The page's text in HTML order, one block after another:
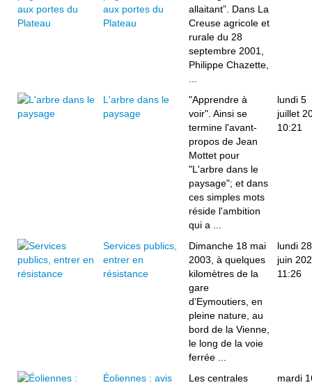
aux portes du
Plateau
allaitant”. Dans La
Creuse agricole et
rurale du 28
septembre 2001,
Philippe Chazette,
L'arbre dans le
paysage
"Apprendre à
voir". Ainsi se
termine l'avant-
propos de Jean
Mottet pour
"L'arbre dans le
paysage"; et dans
ces simples mots
réside l'ambition
qui a ...
lundi 5
juillet
10:21
Services publics,
entrer en
résistance
Dimanche 18 mai
2003, à quelques
kilomètres de la
gare
d’Eymoutiers, en
pleine nature, au
bord de la Vienne,
le long de la voie
ferrée ...
lundi 28
juin
11:26
Éoliennes : avis
Les centrales
mardi